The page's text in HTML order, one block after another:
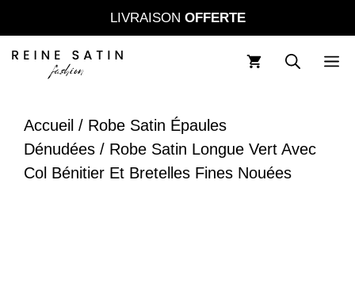
au
contenu
LIVRAISON OFFERTE
Accueil / Robe Satin Épaules
Dénudées / Robe Satin Longue Vert Avec
Col Bénitier Et Bretelles Fines Nouées